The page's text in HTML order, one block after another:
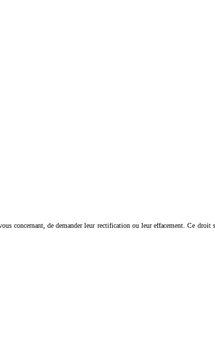
de demander leur rectification ou leur effacement. Ce droit